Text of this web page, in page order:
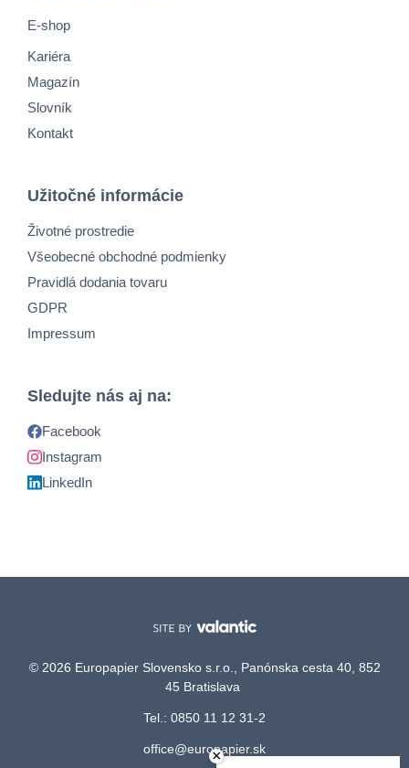
E-shop
Kariéra
Magazín
Slovník
Kontakt
Užitočné informácie
Životné prostredie
Všeobecné obchodné podmienky
Pravidlá dodania tovaru
GDPR
Impressum
Sledujte nás aj na:
Facebook
Instagram
LinkedIn
© 2026 Europapier Slovensko s.r.o., Panónska cesta 40, 852
45 Bratislava
Tel.: 0850 11 12 31-2
office@europapier.sk
×